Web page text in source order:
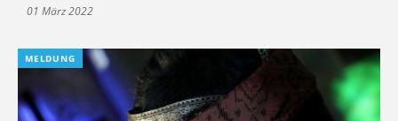
01 März 2022
MELDUNG